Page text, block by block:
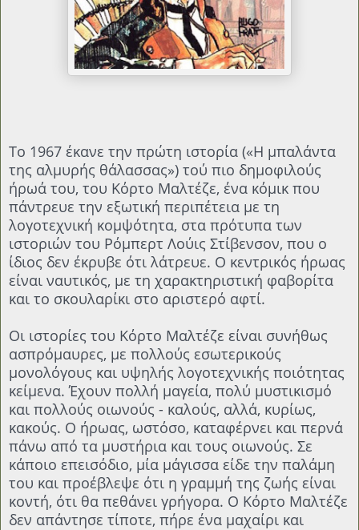
Το 1967 έκανε την πρώτη ιστορία («Η μπαλάντα
της αλμυρής θάλασσας») τού πιο δημοφιλούς
ήρωά του, του Κόρτο Μαλτέζε, ένα κόμικ που
πάντρευε την εξωτική περιπέτεια με τη
λογοτεχνική κομψότητα, στα πρότυπα των
ιστοριών του Ρόμπερτ Λούις Στίβενσον, που ο
ίδιος δεν έκρυβε ότι λάτρευε. Ο κεντρικός ήρωας
είναι ναυτικός, με τη χαρακτηριστική φαβορίτα
και το σκουλαρίκι στο αριστερό αφτί.
Οι ιστορίες του Κόρτο Μαλτέζε είναι συνήθως
ασπρόμαυρες, με πολλούς εσωτερικούς
μονολόγους και υψηλής λογοτεχνικής ποιότητας
κείμενα. Έχουν πολλή μαγεία, πολύ μυστικισμό
και πολλούς οιωνούς - καλούς, αλλά, κυρίως,
κακούς. Ο ήρωας, ωστόσο, καταφέρνει και περνά
πάνω από τα μυστήρια και τους οιωνούς. Σε
κάποιο επεισόδιο, μία μάγισσα είδε την παλάμη
του και προέβλεψε ότι η γραμμή της ζωής είναι
κοντή, ότι θα πεθάνει γρήγορα. Ο Κόρτο Μαλτέζε
δεν απάντησε τίποτε, πήρε ένα μαχαίρι και